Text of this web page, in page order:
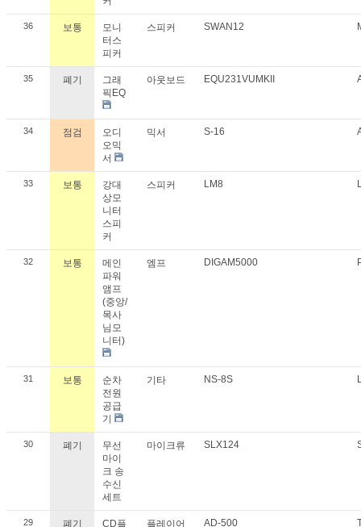
36 보통
모니
터스
피커
스피커 SWAN12
35 폐기
그래
픽EQ
아웃보드 EQU231VUMKII
34 점검
오디
오믹
서
믹서 S-16
33 보통
강대
상모
니터
스피
커
스피커 LM8
32 보통
메인
파워
앰프
(중앙/
목사
님모
니터)
엠프 DIGAM5000
31 보통
순차
전원
공급
기
기타 NS-8S
30 폐기
무선
마이
크 송
수신
세트
마이크류 SLX124
29 폐기
CD플
플레이어 AD-500